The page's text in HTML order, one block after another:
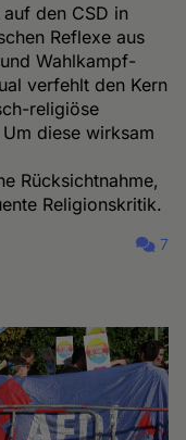
den CSD in
Reflexe aus
Wahlkampf-
verfehlt den Kern
religiöse
diese wirksam
Rücksichtnahme,
Religionskritik.
7